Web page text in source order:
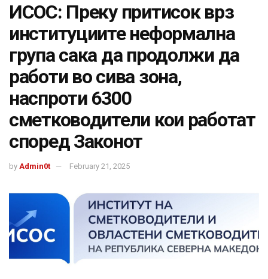
ИСОС: Преку притисок врз
институциите неформална
група сака да продолжи да
работи во сива зона,
наспроти 6300
сметководители кои работат
според Законот
by Admin0t February 21, 2025